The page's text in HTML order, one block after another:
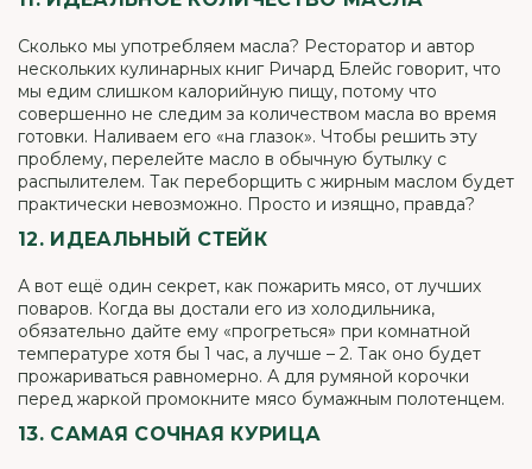
Сколько мы употребляем масла? Ресторатор и автор
нескольких кулинарных книг Ричард Блейс говорит, что
мы едим слишком калорийную пищу, потому что
совершенно не следим за количеством масла во время
готовки. Наливаем его «на глазок». Чтобы решить эту
проблему, перелейте масло в обычную бутылку с
распылителем. Так переборщить с жирным маслом будет
практически невозможно. Просто и изящно, правда?
12. ИДЕАЛЬНЫЙ СТЕЙК
А вот ещё один секрет, как пожарить мясо, от лучших
поваров. Когда вы достали его из холодильника,
обязательно дайте ему «прогреться» при комнатной
температуре хотя бы 1 час, а лучше – 2. Так оно будет
прожариваться равномерно. А для румяной корочки
перед жаркой промокните мясо бумажным полотенцем.
13. САМАЯ СОЧНАЯ КУРИЦА